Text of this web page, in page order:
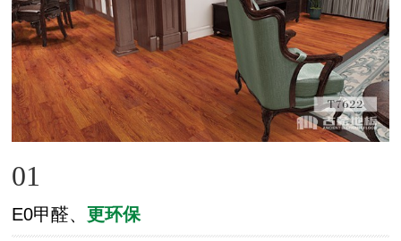
01
E0甲醛、 更环保